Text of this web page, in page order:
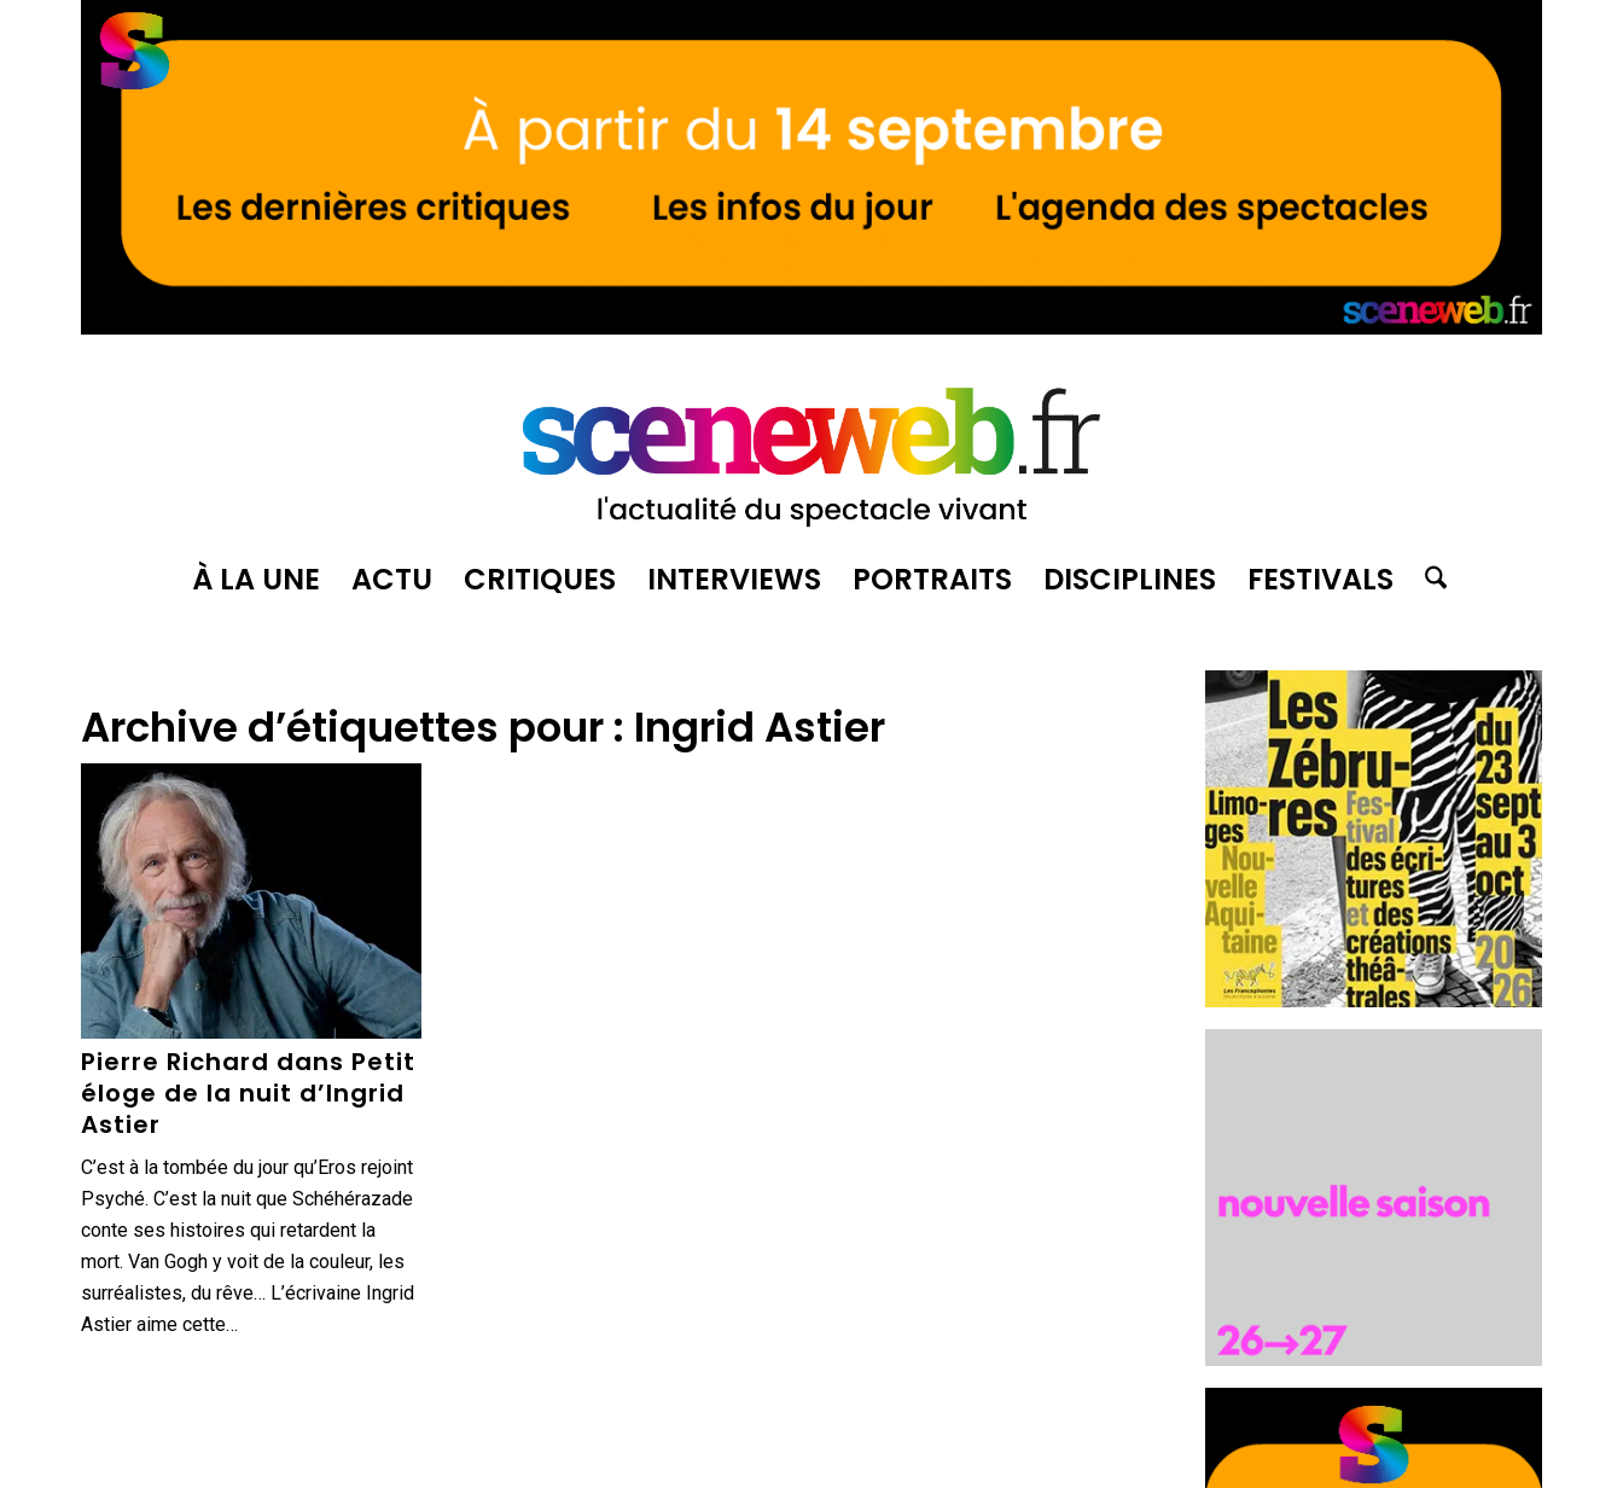
À LA UNE ACTU CRITIQUES INTERVIEWS PORTRAITS DISCIPLINES FESTIVALS
Archive d’étiquettes pour : Ingrid Astier
Pierre Richard dans Petit
éloge de la nuit d’Ingrid
Astier
C’est à la tombée du jour qu’Eros rejoint
Psyché. C’est la nuit que Schéhérazade
conte ses histoires qui retardent la
mort. Van Gogh y voit de la couleur, les
surréalistes, du rêve… L’écrivaine Ingrid
Astier aime cette…